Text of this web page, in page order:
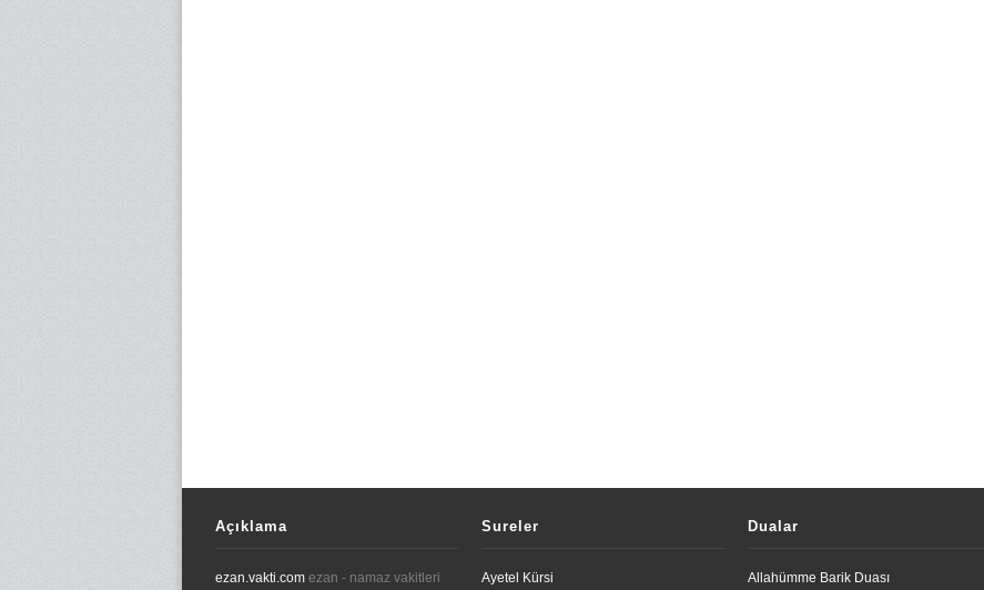
Açıklama
ezan.vakti.com ezan - namaz vakitleri
Sureler
Ayetel Kürsi
Dualar
Allahümme Barik Duası